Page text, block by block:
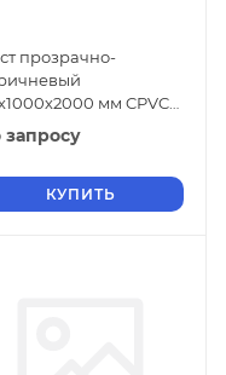
прозрачно-
мм CPVC
32415-2013
запросу
КУПИТЬ